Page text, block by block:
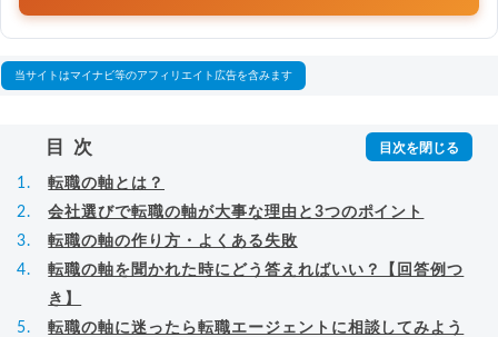
当サイトはマイナビ等のアフィリエイト広告を含みます
目次
転職の軸とは？
会社選びで転職の軸が大事な理由と3つのポイント
転職の軸の作り方・よくある失敗
転職の軸を聞かれた時にどう答えればいい？【回答例つ
き】
転職の軸に迷ったら転職エージェントに相談してみよう